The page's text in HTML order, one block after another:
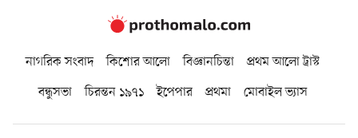
নাগরিক সংবাদ কিশোর আলো বিজ্ঞানচিন্তা
প্রথম আলো ট্রাস্ট
বন্ধুসভা
চিরন্তন ১৯৭১ ইপেপার প্রথমা মোবাইল ভ্যাস